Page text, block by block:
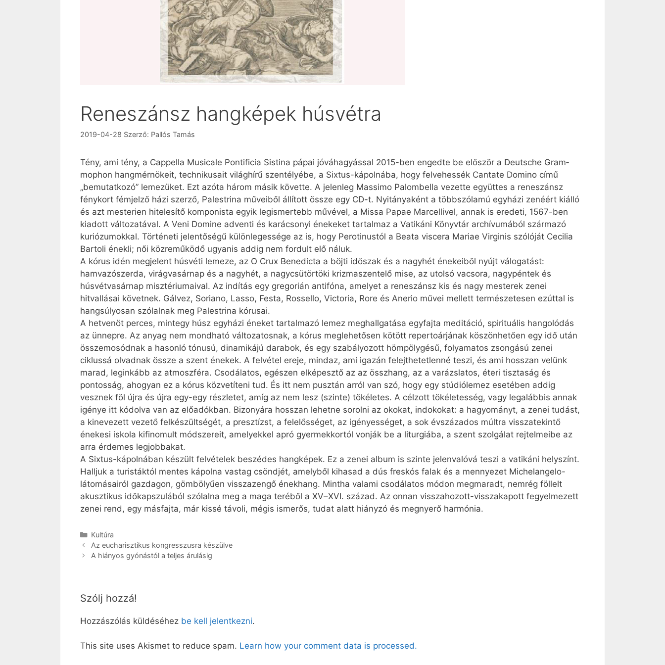
Reneszánsz hangképek húsvétra
2019-04-28 Szerző: Pallós Tamás
Tény, ami tény, a Cappella Musicale Ponti­ficia Sistina pápai jóváhagyással 2015-ben engedte be először a Deutsche Gram­
mophon hangmérnökeit, technikusait világhírű szen­télyébe, a Sixtus-kápolnába, hogy felvehessék Cantate Domino című
„bemutatkozó” lemezüket. Ezt azóta három másik követte. A jelenleg Massimo Palombella vezette együttes a reneszánsz
fénykort fémjelző házi szerző, Palestrina műveiből állított össze egy CD-t. Nyitányaként a többszólamú egyházi zenéért kiálló
és azt mesterien hitelesítő komponista egyik legismertebb művével, a Missa Papae Marcellivel, annak is eredeti, 1567-ben
kiadott változatával. A Veni Domine adventi és karácsonyi énekeket tartalmaz a Vatikáni Könyvtár archívumából származó
kuriózumokkal. Történeti jelentőségű különlegessége az is, hogy Perotinustól a Beata viscera Mariae Virginis szólóját Cecilia
Bartoli énekli; női közreműködő ugyanis addig nem fordult elő náluk.
A kórus idén megjelent húsvéti lemeze, az O Crux Benedicta a böjti időszak és a nagyhét énekeiből nyújt válogatást:
hamvazószerda, virágvasárnap és a nagyhét, a nagycsütörtöki krizma­szen­telő mise, az utolsó vacsora, nagypéntek és
húsvétvasárnap misztériumaival. Az indítás egy gregorián antifóna, amelyet a reneszánsz kis és nagy mesterek zenei
hitvallásai követnek. Gálvez, Soriano, Lasso, Festa, Rossello, Victoria, Rore és Anerio művei mellett természetesen ezúttal is
hangsúlyosan szólalnak meg Palestrina kórusai.
A hetvenöt perces, mintegy húsz egyházi éneket tartalmazó lemez meghallgatása egyfajta meditáció, spirituális hangolódás
az ünnepre. Az anyag nem mondható változatosnak, a kórus meglehetősen kötött repertoárjának köszönhetően egy idő után
összemosódnak a hasonló tónusú, dinamikájú darabok, és egy szabályozott hömpölygésű, folyamatos zsongású zenei
ciklussá olvadnak össze a szent énekek. A felvétel ereje, mindaz, ami igazán felejthetetlenné teszi, és ami hosszan velünk
marad, leginkább az atmoszféra. Csodálatos, egészen elképesztő az az összhang, az a varázslatos, éteri tisztaság és
pontosság, ahogyan ez a kórus közvetíteni tud. És itt nem pusztán arról van szó, hogy egy stúdiólemez esetében addig
vesznek föl újra és újra egy-egy részletet, amíg az nem lesz (szinte) tökéletes. A célzott tökéletesség, vagy legalábbis annak
igénye itt kódolva van az előadókban. Bizonyára hosszan lehetne sorolni az okokat, indokokat: a hagyományt, a zenei tudást,
a kinevezett vezető felkészültségét, a presztízst, a felelősséget, az igényességet, a sok évszázados múltra visszatekintő
énekesi iskola kifinomult módszereit, amelyekkel apró gyermekkortól vonják be a liturgiába, a szent szolgálat rejtelmeibe az
arra érdemes legjobbakat.
A Sixtus-kápolnában készült felvételek beszédes hangképek. Ez a zenei album is szinte jelenvalóvá teszi a vatikáni helyszínt.
Halljuk a turistáktól mentes kápolna vastag csöndjét, amelyből kihasad a dús freskós falak és a mennyezet Michelangelo-
látomásairól gazdagon, gömbölyűen visszazengő énekhang. Mintha valami csodálatos módon megmaradt, nemrég föllelt
akusztikus időkapszulából szólalna meg a maga teréből a XV–XVI. század. Az onnan visszahozott-visszakapott fegyelmezett
zenei rend, egy másfajta, már kissé távoli, mégis ismerős, tudat alatt hiányzó és megnyerő harmónia.
Kategória
Kultúra
Az eucharisztikus kongresszusra készülve
A hiányos gyónástól a teljes árulásig
Szólj hozzá!
Hozzászólás küldéséhez be kell jelentkezni.
This site uses Akismet to reduce spam. Learn how your comment data is processed.